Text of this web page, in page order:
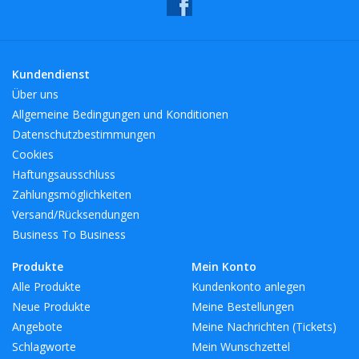
HöheMM: 200
LängeMM: 139
Kundendienst
Über uns
Allgemeine Bedingungen und Konditionen
Datenschutzbestimmungen
Cookies
Haftungsausschluss
Zahlungsmöglichkeiten
Versand/Rücksendungen
Business To Business
Produkte
Alle Produkte
Neue Produkte
Angebote
Schlagworte
Mein Konto
Kundenkonto anlegen
Meine Bestellungen
Meine Nachrichten (Tickets)
Mein Wunschzettel